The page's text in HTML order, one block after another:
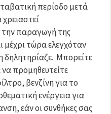
περίοδο μετά
χρειαστεί
παραγωγή της
μέχρι τώρα ελεγχόταν
δηλητηρίαζε. Μπορείτε
προμηθευτείτε
βενζίνη για το
ενέργεια για
εάν οι συνθήκες σας